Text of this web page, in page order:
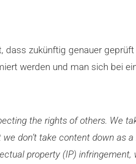
zukünftig genauer geprüft
werden und man sich bei
the rights of others. We
don’t take content down as
property (IP) infringement,